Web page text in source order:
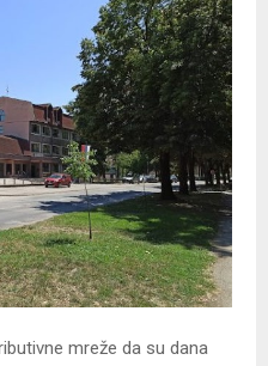
mreže da su dana